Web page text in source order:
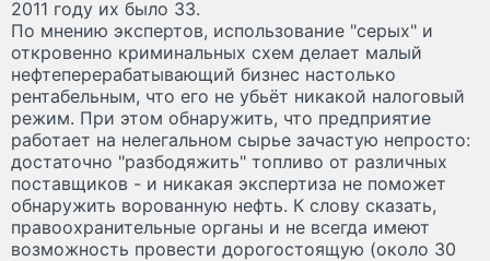
2011 году их было 33.
По мнению экспертов, использование "серых" и
откровенно криминальных схем делает малый
нефтеперерабатывающий бизнес настолько
рентабельным, что его не убьёт никакой налоговый
режим. При этом обнаружить, что предприятие
работает на нелегальном сырье зачастую непросто:
достаточно "разбодяжить" топливо от различных
поставщиков - и никакая экспертиза не поможет
обнаружить ворованную нефть. К слову сказать,
правоохранительные органы и не всегда имеют
возможность провести дорогостоящую (около 30